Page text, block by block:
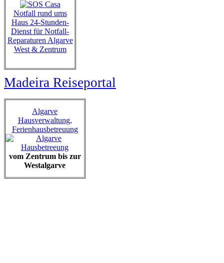
Notfall rund ums
Haus 24-Stunden-
Dienst für Notfall-
Reparaturen Algarve
West & Zentrum
Madeira Reiseportal
Algarve
Hausverwaltung,
Ferienhausbetreuung
vom Zentrum bis zur
Westalgarve